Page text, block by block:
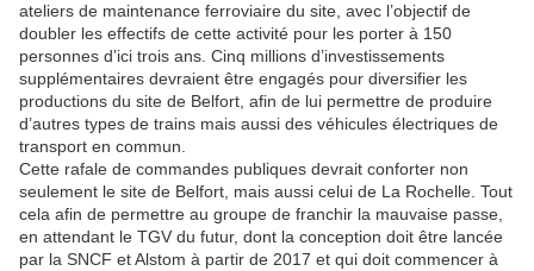
ateliers de maintenance ferroviaire du site, avec l’objectif de
doubler les effectifs de cette activité pour les porter à 150
personnes d’ici trois ans. Cinq millions d’investissements
supplémentaires devraient être engagés pour diversifier les
productions du site de Belfort, afin de lui permettre de produire
d’autres types de trains mais aussi des véhicules électriques de
transport en commun.
Cette rafale de commandes publiques devrait conforter non
seulement le site de Belfort, mais aussi celui de La Rochelle. Tout
cela afin de permettre au groupe de franchir la mauvaise passe,
en attendant le TGV du futur, dont la conception doit être lancée
par la SNCF et Alstom à partir de 2017 et qui doit commencer à